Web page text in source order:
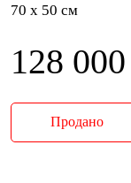
70 x 50 см
128
Продано